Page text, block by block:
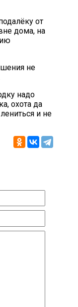
от
дома, на
не
надо
охота да
и не